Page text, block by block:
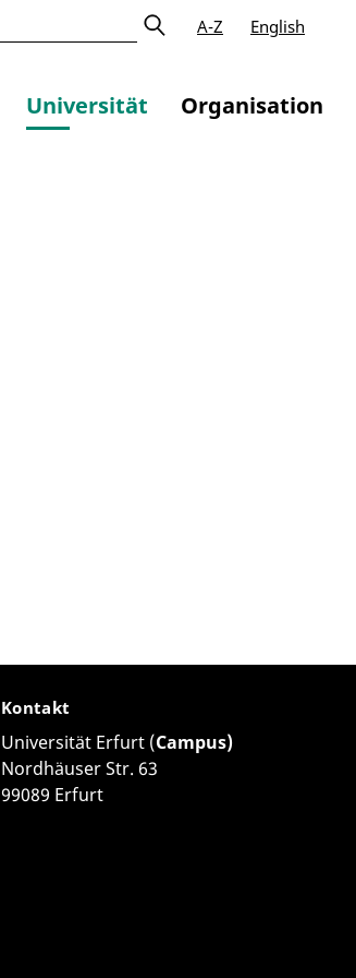
A-Z English
Universität Organisation
Kontakt
Universität Erfurt (Campus)
Nordhäuser Str. 63
99089 Erfurt